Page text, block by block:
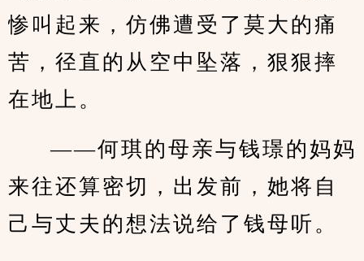
惨叫起来，仿佛遭受了莫大的痛
苦，径直的从空中坠落，狠狠摔
在地上。
——何琪的母亲与钱璟的妈妈
来往还算密切，出发前，她将自
己与丈夫的想法说给了钱母听。